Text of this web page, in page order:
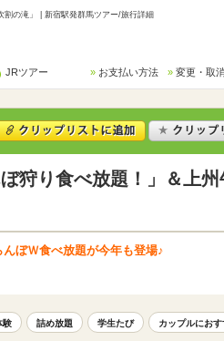
割の滝」 | 新宿駅発群馬ツアー/旅行詳細
JRツアー お支払い方法 変更・取
狩り食べ放題！」＆上州
ぼＷ食べ放題が今年も登場♪
験 詰め放題 学生たび カップルにおす